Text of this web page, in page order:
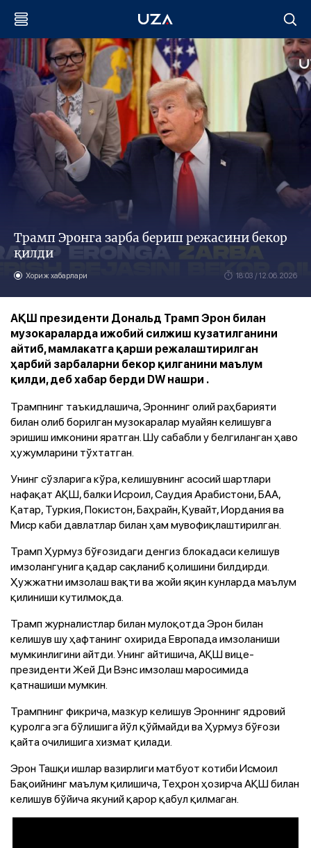
Трамп Эронга зарба бериш режасини бекор
қилди
Хориж хабарлари 18:03 / 12.06.2026
АҚШ президенти Дональд Трамп Эрон билан
музокараларда ижобий силжиш кузатилганини
айтиб, мамлакатга қарши режалаштирилган
ҳарбий зарбаларни бекор қилганини маълум
қилди, деб хабар берди DW нашри .
Трампнинг таъкидлашича, Эроннинг олий раҳбарияти
билан олиб борилган музокаралар муайян келишувга
эришиш имконини яратган. Шу сабабли у белгиланган ҳаво
ҳужумларини тўхтатган.
Унинг сўзларига кўра, келишувнинг асосий шартлари
нафақат АҚШ, балки Исроил, Саудия Арабистони, БАА,
Қатар, Туркия, Покистон, Баҳрайн, Қувайт, Иордания ва
Миср каби давлатлар билан ҳам мувофиқлаштирилган.
Трамп Ҳурмуз бўғозидаги денгиз блокадаси келишув
имзолангунига қадар сақланиб қолишини билдирди.
Ҳужжатни имзолаш вақти ва жойи яқин кунларда маълум
қилиниши кутилмоқда.
Трамп журналистлар билан мулоқотда Эрон билан
келишув шу ҳафтанинг охирида Европада имзоланиши
мумкинлигини айтди. Унинг айтишича, АҚШ вице-
президенти Жей Ди Вэнс имзолаш маросимида
қатнашиши мумкин.
Трампнинг фикрича, мазкур келишув Эроннинг ядровий
қуролга эга бўлишига йўл қўймайди ва Ҳурмуз бўғози
қайта очилишига хизмат қилади.
Эрон Ташқи ишлар вазирлиги матбуот котиби Исмоил
Бақоийнинг маълум қилишича, Теҳрон ҳозирча АҚШ билан
келишув бўйича якуний қарор қабул қилмаган.